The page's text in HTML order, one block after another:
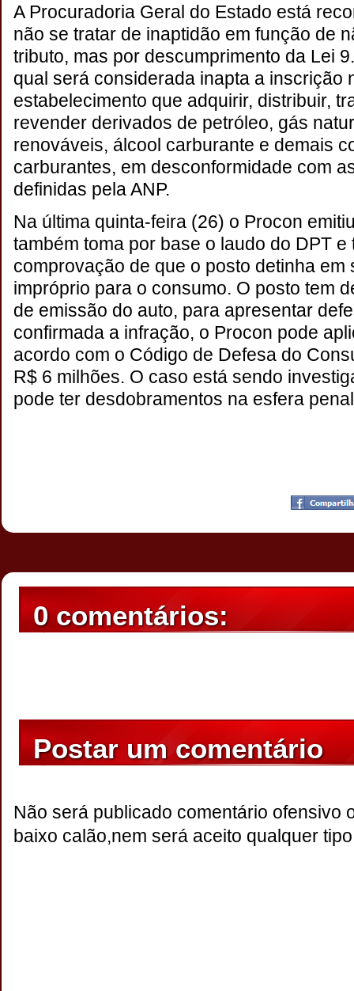
A Procuradoria Geral do Estado está
não se tratar de inaptidão em função de
tributo, mas por descumprimento da Lei
qual será considerada inapta a inscrição
estabelecimento que adquirir, distribuir,
revender derivados de petróleo, gás
renováveis, álcool carburante e demais
carburantes, em desconformidade com
definidas pela ANP.
Na última quinta-feira (26) o Procon
também toma por base o laudo do DPT e
comprovação de que o posto detinha em
impróprio para o consumo. O posto tem
de emissão do auto, para apresentar
confirmada a infração, o Procon pode
acordo com o Código de Defesa do
R$ 6 milhões. O caso está sendo
pode ter desdobramentos na esfera
18:09
0 comentários:
Postar um comentário
Não será publicado comentário ofensivo
baixo calão,nem será aceito qualquer